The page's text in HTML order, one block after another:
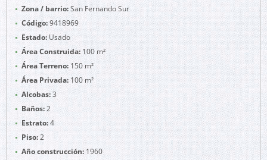
Zona / barrio:San Fernando Sur
Código:9418969
Estado:Usado
Área Construida:100 m²
Área Terreno: 150 m²
Área Privada: 100 m²
Alcobas:3
Baños:2
Estrato:4
Piso:2
Año construcción:1960